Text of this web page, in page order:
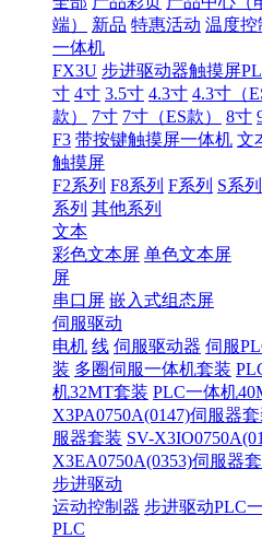
端）
新品 特惠活动 温度控
一体机
FX3U 步进驱动器触摸屏
寸 4寸 3.5寸 4.3寸 4.3寸（
款）
7寸 7寸（ES款） 8寸
F3 带按键触摸屏一体机 文
触摸屏
F2系列 F8系列 F系列 S系列
系列 其他系列
文本
彩色文本屏 单色文本屏
屏
串口屏 嵌入式组态屏
伺服驱动
电机 线 伺服驱动器 伺服
装 多圈伺服一体机套装
机32MT套装 PLC一体机
X3PA0750A(0147)伺服器
服器套装 SV-
X3EA0750A(0353)伺服器
步进驱动
运动控制器 步进驱动PLC
PLC